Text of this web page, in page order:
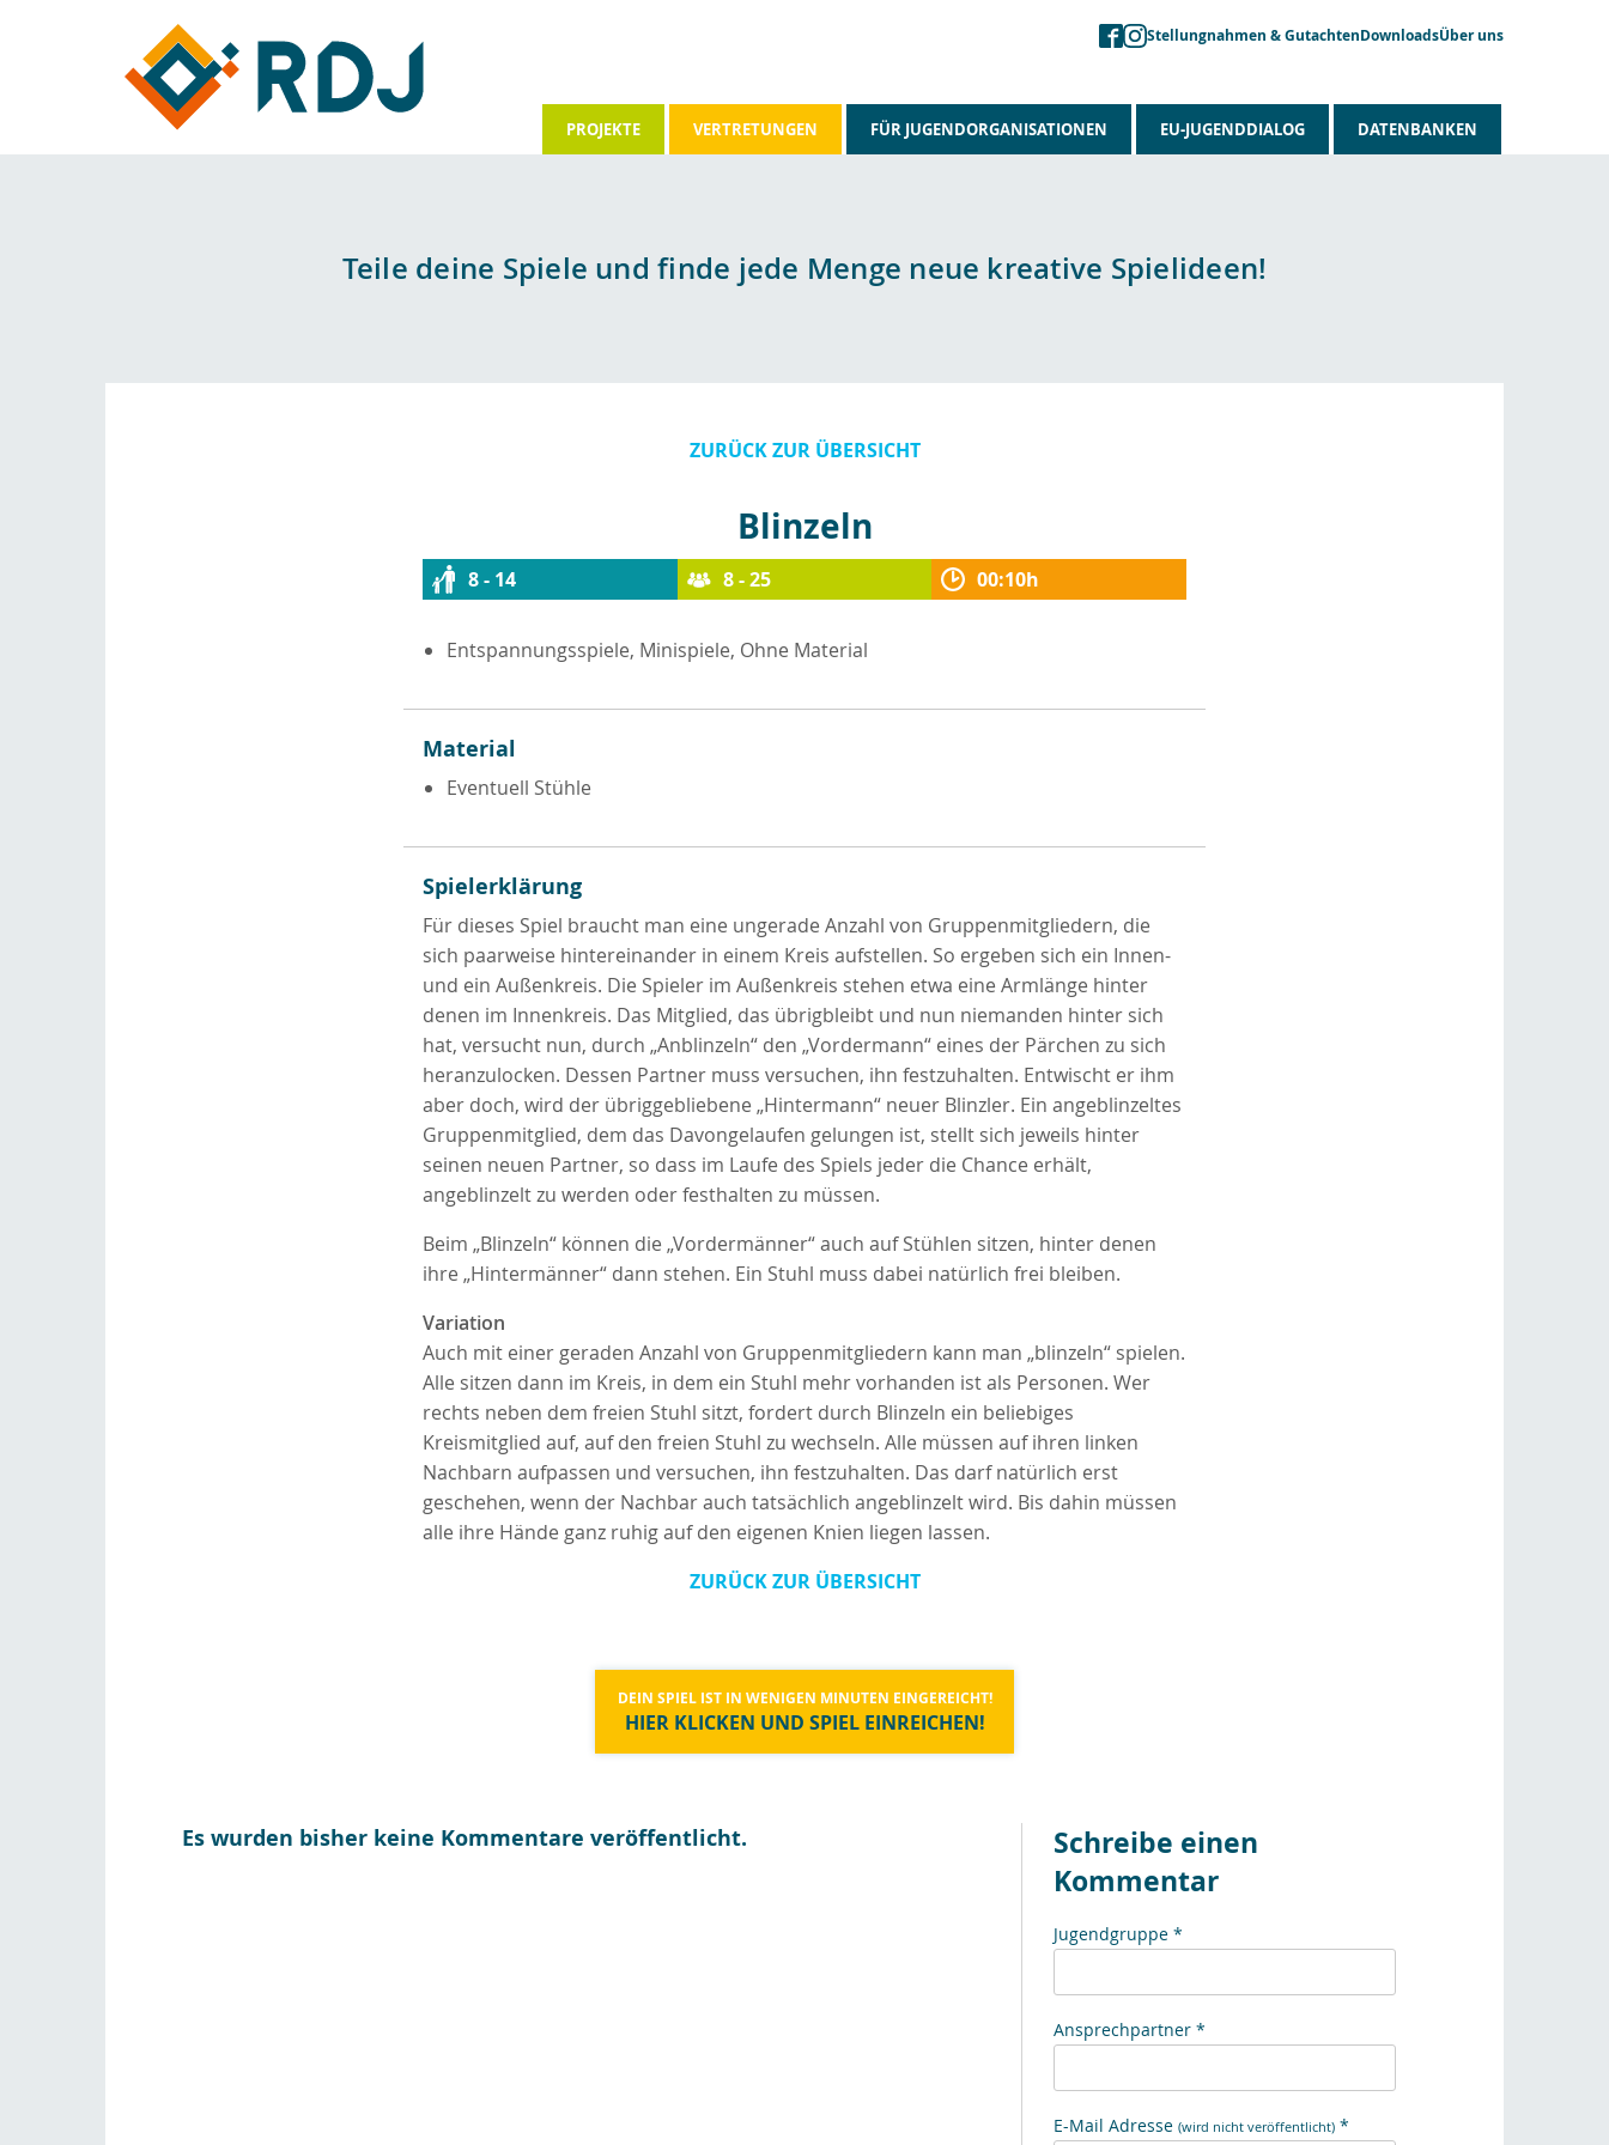
Stellungnahmen & GutachtenDownloadsÜber uns
PROJEKTE VERTRETUNGEN FÜR JUGENDORGANISATIONEN EU-JUGENDDIALOG DATENBANKEN
Teile deine Spiele und finde jede Menge neue kreative Spielideen!
ZURÜCK ZUR ÜBERSICHT
Blinzeln
8 - 14 8 - 25 00:10h
Entspannungsspiele, Minispiele, Ohne Material
Material
Eventuell Stühle
Spielerklärung
Für dieses Spiel braucht man eine ungerade Anzahl von Gruppenmitgliedern, die
sich paarweise hintereinander in einem Kreis aufstellen. So ergeben sich ein Innen-
und ein Außenkreis. Die Spieler im Außenkreis stehen etwa eine Armlänge hinter
denen im Innenkreis. Das Mitglied, das übrigbleibt und nun niemanden hinter sich
hat, versucht nun, durch „Anblinzeln“ den „Vordermann“ eines der Pärchen zu sich
heranzulocken. Dessen Partner muss versuchen, ihn festzuhalten. Entwischt er ihm
aber doch, wird der übriggebliebene „Hintermann“ neuer Blinzler. Ein angeblinzeltes
Gruppenmitglied, dem das Davongelaufen gelungen ist, stellt sich jeweils hinter
seinen neuen Partner, so dass im Laufe des Spiels jeder die Chance erhält,
angeblinzelt zu werden oder festhalten zu müssen.
Beim „Blinzeln“ können die „Vordermänner“ auch auf Stühlen sitzen, hinter denen
ihre „Hintermänner“ dann stehen. Ein Stuhl muss dabei natürlich frei bleiben.
Variation
Auch mit einer geraden Anzahl von Gruppenmitgliedern kann man „blinzeln“ spielen.
Alle sitzen dann im Kreis, in dem ein Stuhl mehr vorhanden ist als Personen. Wer
rechts neben dem freien Stuhl sitzt, fordert durch Blinzeln ein beliebiges
Kreismitglied auf, auf den freien Stuhl zu wechseln. Alle müssen auf ihren linken
Nachbarn aufpassen und versuchen, ihn festzuhalten. Das darf natürlich erst
geschehen, wenn der Nachbar auch tatsächlich angeblinzelt wird. Bis dahin müssen
alle ihre Hände ganz ruhig auf den eigenen Knien liegen lassen.
ZURÜCK ZUR ÜBERSICHT
DEIN SPIEL IST IN WENIGEN MINUTEN EINGEREICHT!
HIER KLICKEN UND SPIEL EINREICHEN!
Es wurden bisher keine Kommentare veröffentlicht.
Schreibe einen
Kommentar
Jugendgruppe *
Ansprechpartner *
E-Mail Adresse (wird nicht veröffentlicht) *